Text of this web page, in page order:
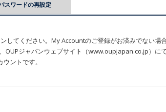
スワードの再設定
してください。My Accountのご登録がお済みでない場
OUPジャパンウェブサイト（www.oupjapan.co.jp）に
ントです。